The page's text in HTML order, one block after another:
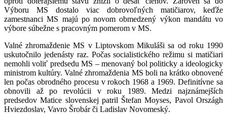
Výboru MS dostalo viac dobrovoľných matičiarov, keďže
zamestnanci MS majú po novom obmedzený výkon mandátu vo
výbore súbežne s pracovným pomerom v MS.
Valné zhromaždenie MS v Liptovskom Mikuláši sa od roku 1990
uskutočnilo jedenásty raz. Počas socialistického režimu si matičiari
nemohli voliť predsedu MS – menovaný bol politicky a ideologicky
ministrom kultúry. Valné zhromaždenia MS boli na krátko obnovené
len počas obrodného procesu v rokoch 1968 a 1969. Definitívne sa
obnovili až po revolúcii v roku 1989. Medzi najznámejších
predsedov Matice slovenskej patril Štefan Moyses, Pavol Országh
Hviezdoslav, Vavro Šrobár či Ladislav Novomeský.